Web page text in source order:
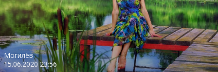
Могилёв
15.06.2020 23:56